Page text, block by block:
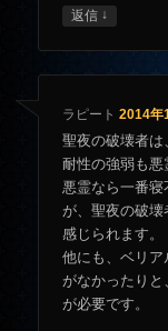
返信 ↓
ラピート 2014年
聖夜の破壊者は
耐性の強弱も悪
悪霊なら一番
が、聖夜の破
感じられます。
他にも、ベリ
がなかったり
が必要です。